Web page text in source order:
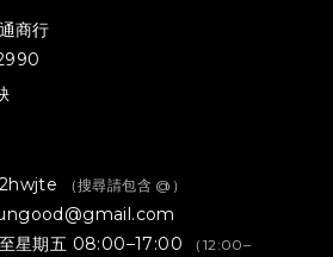
商行
（搜尋請包含 @）
星期五 08:00–17:00
（12:00–